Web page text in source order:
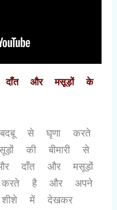
दाँत और मसूड़ों के
की बीमारी से
दाँत और मसूड़ों
करते है और अपने
में देखकर